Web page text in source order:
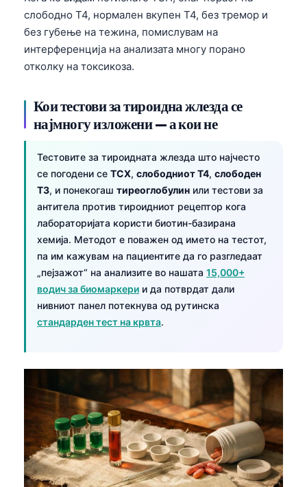
слободно T4, нормален вкупен T4, без тремор и
без губење на тежина, помислувам на
интерференција на анализата многу порано
отколку на токсикоза.
Кои тестови за тироидна жлезда се
најмногу изложени — а кои не
Тестовите за тироидната жлезда што најчесто
се погодени се ТСХ, слободниот T4, слободен
T3, и понекогаш тиреоглобулин или тестови за
антитела против тироидниот рецептор кога
лабораторијата користи биотин-базирана
хемија. Методот е поважен од името на тестот,
па им кажувам на пациентите да го разгледаат
„пејзажот“ на анализите во нашата 15,000+
водич за биомаркери и да потврдат дали
нивниот панел потекнува од рутинска
стандарден тест на крвта.